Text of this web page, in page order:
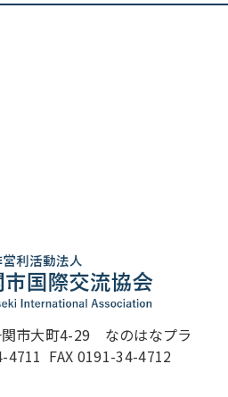
市大町4-29　なのはなプラ
4711  FAX 0191-34-4712